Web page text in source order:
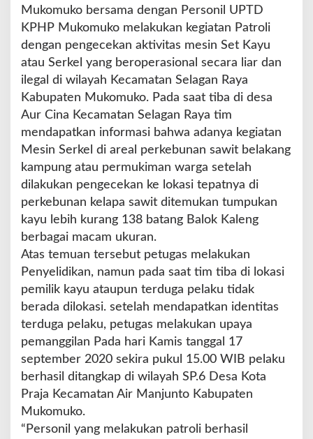
d
A
u
r
C
n
a
Mukomuko bersama dengan Personil UPTD
KPHP Mukomuko melakukan kegiatan Patroli
dengan pengecekan aktivitas mesin Set Kayu
atau Serkel yang beroperasional secara liar dan
ilegal di wilayah Kecamatan Selagan Raya
Kabupaten Mukomuko. Pada saat tiba di desa
Aur Cina Kecamatan Selagan Raya tim
mendapatkan informasi bahwa adanya kegiatan
Mesin Serkel di areal perkebunan sawit belakang
kampung atau permukiman warga setelah
dilakukan pengecekan ke lokasi tepatnya di
perkebunan kelapa sawit ditemukan tumpukan
kayu lebih kurang 138 batang Balok Kaleng
berbagai macam ukuran.
Atas temuan tersebut petugas melakukan
Penyelidikan, namun pada saat tim tiba di lokasi
pemilik kayu ataupun terduga pelaku tidak
berada dilokasi. setelah mendapatkan identitas
terduga pelaku, petugas melakukan upaya
pemanggilan Pada hari Kamis tanggal 17
september 2020 sekira pukul 15.00 WIB pelaku
berhasil ditangkap di wilayah SP.6 Desa Kota
Praja Kecamatan Air Manjunto Kabupaten
Mukomuko.
“Personil yang melakukan patroli berhasil